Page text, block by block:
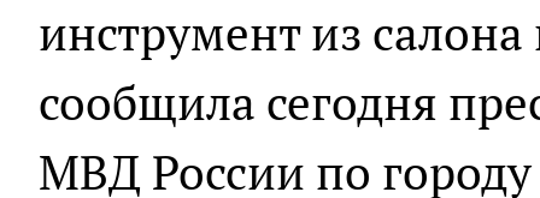
инструмент из
сообщила сегодня
МВД России по